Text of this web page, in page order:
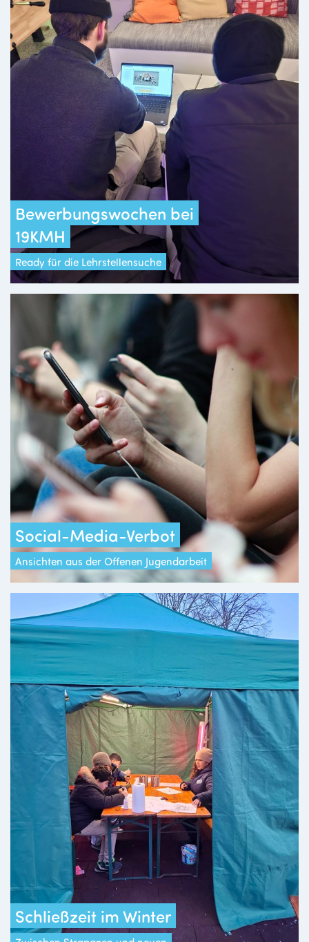
Bewerbungswochen bei
19KMH
Ready für die Lehrstellensuche
Social-Media-Verbot
Ansichten aus der Offenen Jugendarbeit
Schließzeit im Winter